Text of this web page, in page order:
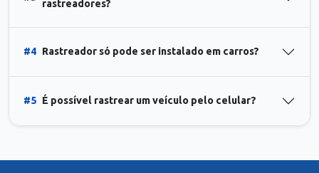
rastreadores?
#4 Rastreador só pode ser instalado em carros?
#5 É possível rastrear um veículo pelo celular?